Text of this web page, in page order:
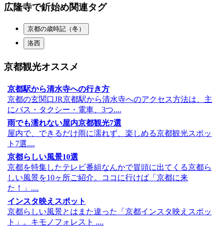
広隆寺で釿始め関連タグ
京都の歳時記（冬）
洛西
京都観光オススメ
京都駅から清水寺への行き方
京都の玄関口JR京都駅から清水寺へのアクセス方法は、主
にバス・タクシー・電車、3つ....
雨でも濡れない屋内京都観光7選
屋内で、できるだけ雨に濡れず、楽しめる京都観光スポッ
ト7選....
京都らしい風景10選
京都を特集したテレビ番組なんかで冒頭に出てくる京都ら
しい風景を10ヶ所ご紹介。ココに行けば「京都に来
た！」....
インスタ映えスポット
京都らしい風景とはまた違った「京都インスタ映えスポッ
ト」。キモノフォレスト ....